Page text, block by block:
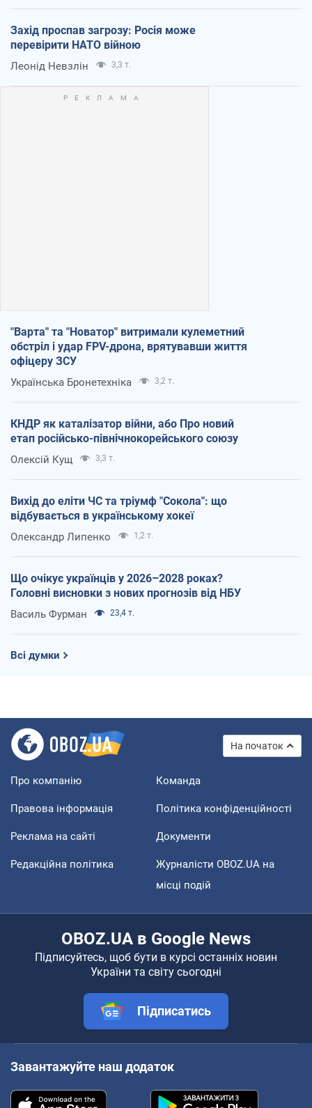
Захід проспав загрозу: Росія може
перевірити НАТО війною
Леонід Невзлін 3,3 т.
"Варта" та "Новатор" витримали кулеметний
обстріл і удар FPV-дрона, врятувавши життя
офіцеру ЗСУ
Українська Бронетехніка 3,2 т.
КНДР як каталізатор війни, або Про новий
етап російсько-північнокорейського союзу
Олексій Кущ 3,3 т.
Вихід до еліти ЧС та тріумф "Сокола": що
відбувається в українському хокеї
Олександр Липенко 1,2 т.
Що очікує українців у 2026–2028 роках?
Головні висновки з нових прогнозів від НБУ
Василь Фурман 23,4 т.
Всі думки
На початок
Про компанію Команда
Правова інформація Політика конфіденційності
Реклама на сайті Документи
Редакційна політика
Журналісти OBOZ.UA на
місці подій
OBOZ.UA в Google News
Підписуйтесь, щоб бути в курсі останніх новин
України та світу сьогодні
Підписатись
Завантажуйте наш додаток